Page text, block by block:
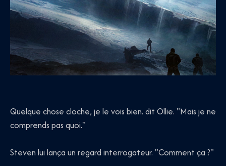
Quelque chose cloche, je le vois bien. dit Ollie. "Mais je ne
comprends pas quoi."
Steven lui lança un regard interrogateur. "Comment ça ?"